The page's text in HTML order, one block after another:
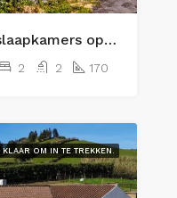
Charmante villa met 2 slaapkamers op het eiland Faial, Azoren – De perfecte combinatie van rustieke charme en modern comfort
2 2 170
KLAAR OM IN TE TREKKEN.